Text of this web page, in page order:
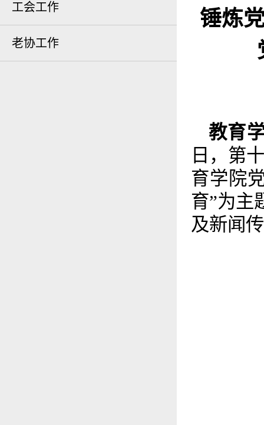
工会工作
老协工作
锤炼
教育
日，第
育学院
育”为主
及新闻